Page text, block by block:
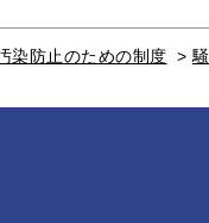
染防止のための制度 >